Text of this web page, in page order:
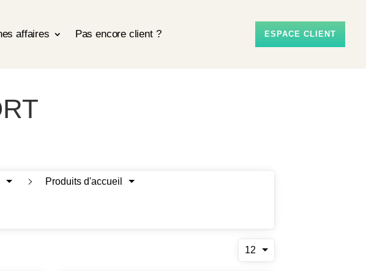
affaires Pas encore client ? ESPACE CLIENT
Produits d'accueil
12